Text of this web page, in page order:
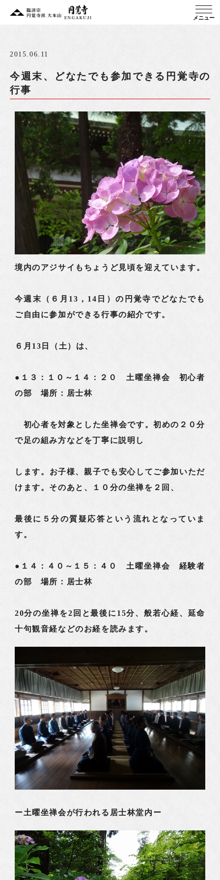
メニュー
2015.06.11
今週末、どなたでも参加できる円覚寺の
行事
境内のアジサイもちょうど見頃を迎えています。
今週末（６月13，14日）の円覚寺でどなたでも
ご自由に参加ができる行事の紹介です。
６月13日（土）は、
●１３：１０～１４：２０ 土曜坐禅会 初心者
の部 場所：居士林
初心者を対象とした坐禅会です。初めの２０分
で足の組み方などを丁寧に説明し
します。お子様、親子でも安心してご参加いただ
けます。そのあと、１０分の坐禅を２回、
最後に５分の質疑応答という流れとなっていま
す。
●１４：４０～１５：４０ 土曜坐禅会 経験者
の部 場所：居士林
20分の坐禅を2回と最後に15分、般若心経、延命
十句観音経などのお経を読みます。
ー土曜坐禅会が行われる居士林堂内ー